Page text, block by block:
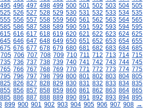
495 496 497 498 499 500 501 502 503 504 505
525 526 527 528 529 530 531 532 533 534 535
555 556 557 558 559 560 561 562 563 564 565
585 586 587 588 589 590 591 592 593 594 595
615 616 617 618 619 620 621 622 623 624 625
645 646 647 648 649 650 651 652 653 654 655
675 676 677 678 679 680 681 682 683 684 685
705 706 707 708 709 710 711 712 713 714 715
735 736 737 738 739 740 741 742 743 744 745
765 766 767 768 769 770 771 772 773 774 775
795 796 797 798 799 800 801 802 803 804 805
825 826 827 828 829 830 831 832 833 834 835
855 856 857 858 859 860 861 862 863 864 865
885 886 887 888 889 890 891 892 893 894 895
899 900 901 902 903 904 905 906 907 908 →